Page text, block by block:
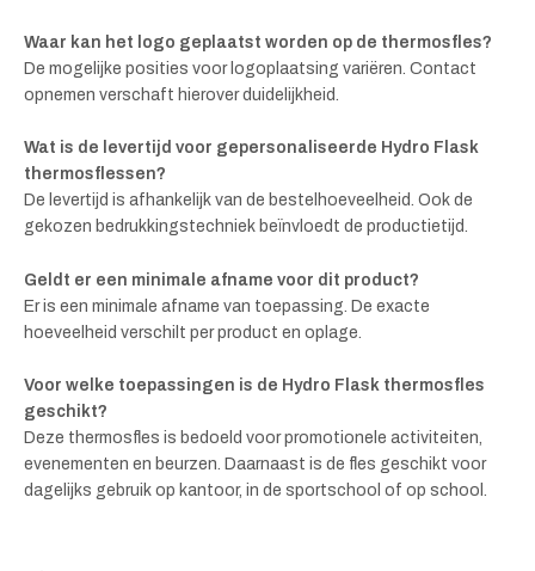
Waar kan het logo geplaatst worden op de thermosfles?
De mogelijke posities voor logoplaatsing variëren. Contact
opnemen verschaft hierover duidelijkheid.
Wat is de levertijd voor gepersonaliseerde Hydro Flask
thermosflessen?
De levertijd is afhankelijk van de bestelhoeveelheid. Ook de
gekozen bedrukkingstechniek beïnvloedt de productietijd.
Geldt er een minimale afname voor dit product?
Er is een minimale afname van toepassing. De exacte
hoeveelheid verschilt per product en oplage.
Voor welke toepassingen is de Hydro Flask thermosfles
geschikt?
Deze thermosfles is bedoeld voor promotionele activiteiten,
evenementen en beurzen. Daarnaast is de fles geschikt voor
dagelijks gebruik op kantoor, in de sportschool of op school.